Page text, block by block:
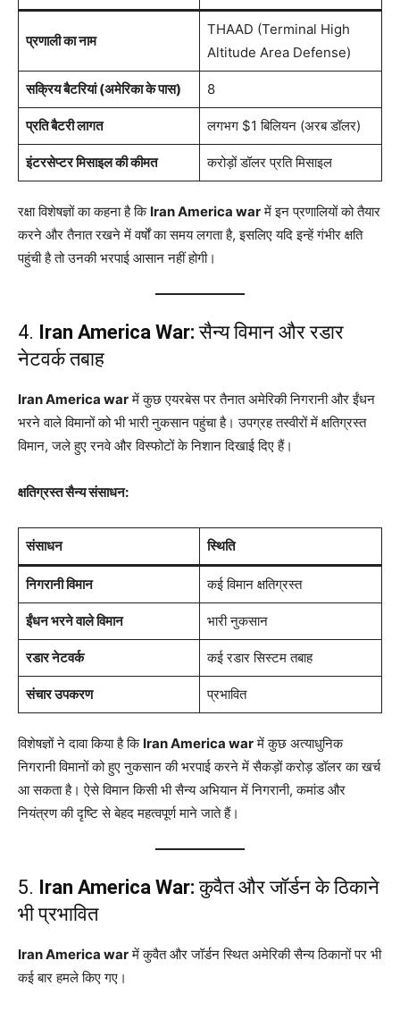
प्रणाली का नाम
THAAD (Terminal High
Altitude Area Defense)
सक्रिय बैटरियां (अमेरिका के पास) 8
प्रति बैटरी लागत लगभग $1 बिलियन (अरब डॉलर)
इंटरसेप्टर मिसाइल की कीमत करोड़ों डॉलर प्रति मिसाइल
रक्षा विशेषज्ञों का कहना है कि Iran America warमें इन प्रणालियों को तैयार
करने और तैनात रखने में वर्षों का समय लगता है, इसलिए यदि इन्हें गंभीर क्षति
पहुंची है तो उनकी भरपाई आसान नहीं होगी।
4. Iran America War: सैन्य विमान और रडार
नेटवर्क तबाह
Iran America warमें कुछ एयरबेस पर तैनात अमेरिकी निगरानी और ईंधन
भरने वाले विमानों को भी भारी नुकसान पहुंचा है। उपग्रह तस्वीरों में क्षतिग्रस्त
विमान, जले हुए रनवे और विस्फोटों के निशान दिखाई दिए हैं।
क्षतिग्रस्त सैन्य संसाधन:
संसाधन स्थिति
निगरानी विमान कई विमान क्षतिग्रस्त
ईंधन भरने वाले विमान भारी नुकसान
रडार नेटवर्क कई रडार सिस्टम तबाह
संचार उपकरण प्रभावित
विशेषज्ञों ने दावा किया है कि Iran America warमें कुछ अत्याधुनिक
निगरानी विमानों को हुए नुकसान की भरपाई करने में सैकड़ों करोड़ डॉलर का खर्च
आ सकता है। ऐसे विमान किसी भी सैन्य अभियान में निगरानी, कमांड और
नियंत्रण की दृष्टि से बेहद महत्वपूर्ण माने जाते हैं।
5. Iran America War: कुवैत और जॉर्डन के ठिकाने
भी प्रभावित
Iran America warमें कुवैत और जॉर्डन स्थित अमेरिकी सैन्य ठिकानों पर भी
कई बार हमले किए गए।